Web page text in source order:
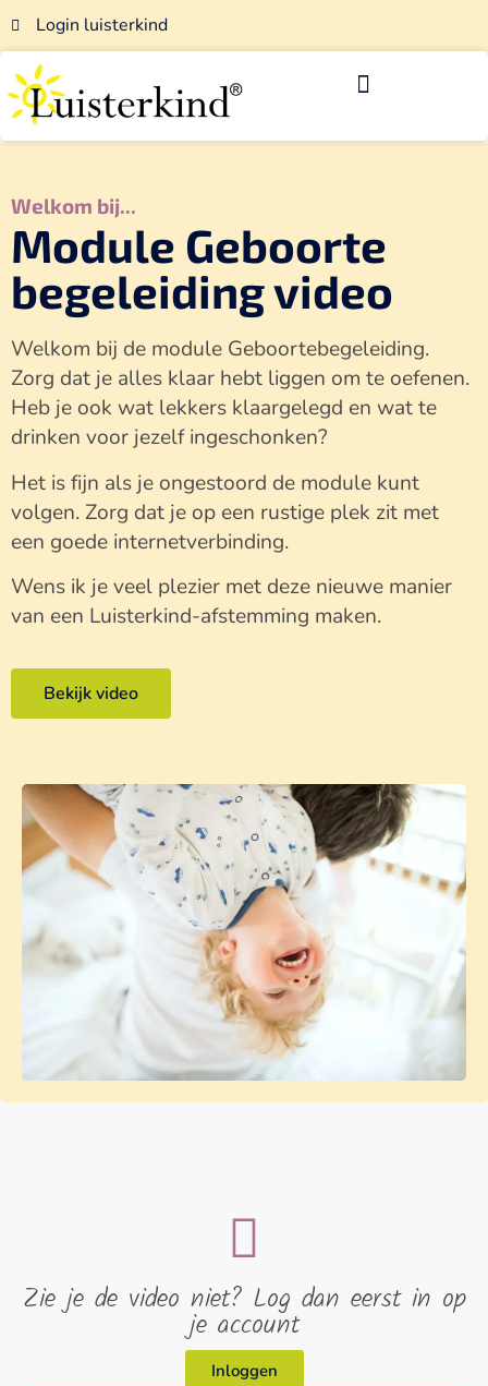
Login luisterkind
Welkom bij...
Module Geboorte
begeleiding video
Welkom bij de module Geboortebegeleiding.
Zorg dat je alles klaar hebt liggen om te oefenen.
Heb je ook wat lekkers klaargelegd en wat te
drinken voor jezelf ingeschonken?
Het is fijn als je ongestoord de module kunt
volgen. Zorg dat je op een rustige plek zit met
een goede internetverbinding.
Wens ik je veel plezier met deze nieuwe manier
van een Luisterkind-afstemming maken.
Bekijk video
Zie je de video niet? Log dan eerst in op
je account
Inloggen